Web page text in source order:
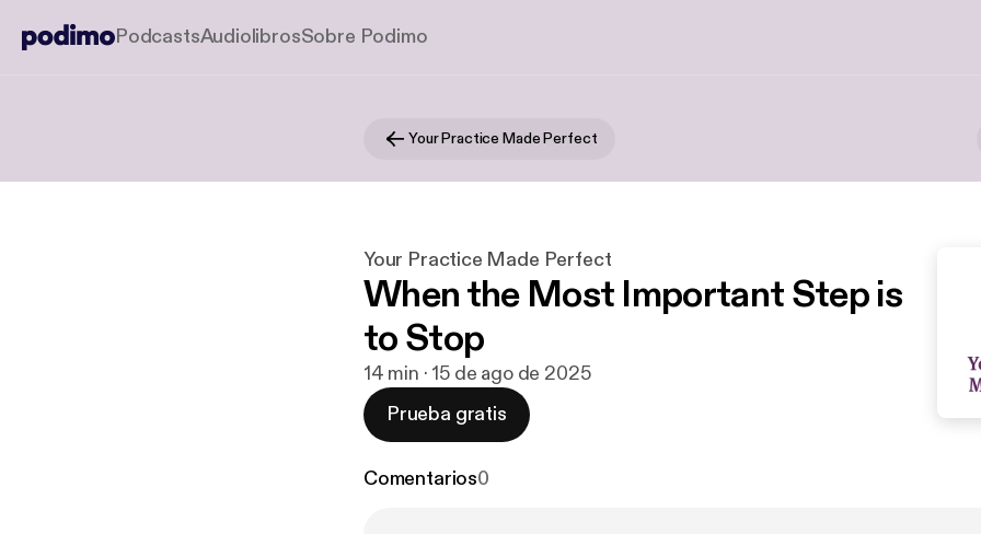
PodcastsAudiolibrosSobre Podimo
Your Practice Made Perfect
Your Practice Made Perfect
When the Most Important Step is
to Stop
14 min · 15 de ago de 2025
Prueba gratis
Comentarios0